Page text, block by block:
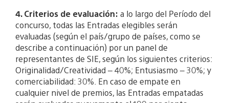
4. Criterios de evaluación: a lo largo del Período del
concurso, todas las Entradas elegibles serán
evaluadas (según el país/grupo de países, como se
describe a continuación) por un panel de
representantes de SIE, según los siguientes criterios:
Originalidad/Creatividad – 40%; Entusiasmo – 30%; y
comerciabilidad: 30%. En caso de empate en
cualquier nivel de premios, las Entradas empatadas